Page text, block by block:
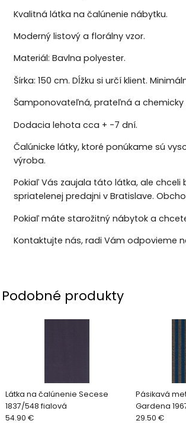
Kvalitná látka na čalúnenie nábytku.
Moderný listový a florálny vzor.
Materiál: Bavlna polyester.
Šírka: 150 cm. Dĺžku si určí klient.
Šamponovateľná, prateľná a
Dodacia lehota cca + -7 dní.
Čalúnicke látky, ktoré ponúkame sú
výroba.
Pokiaľ Vás zaujala táto látka, ale
spriatelenej predajni v Bratislave.
Pokiaľ máte starožitný nábytok a
Kontaktujte nás, radi Vám odpovieme
Podobné produkty
Látka na čalúnenie Secese
1837/548 fialová
54.90 €
Pásikavá
Gardena
modrá
29.50 €